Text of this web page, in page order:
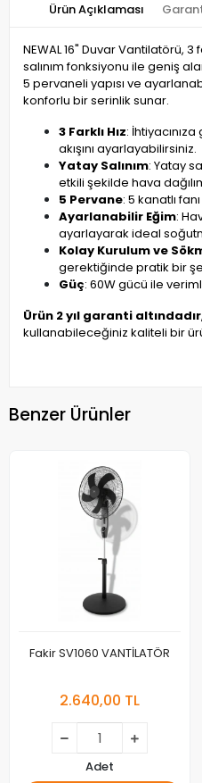
Ürün Açıklaması
NEWAL 16" Duvar Vantilatörü,
salınım fonksiyonu ile geniş
5 pervaneli yapısı ve
konforlu bir serinlik sunar.
3 Farklı Hız:
akışını ayarlayabilirsiniz.
Yatay Salınım: Yatay
etkili şekilde hava
5 Pervane: 5 kanatlı
Ayarlanabilir Eğim:
ayarlayarak ideal
Kolay Kurulum ve
gerektiğinde pratik bir
Güç: 60W gücü ile
Ürün 2 yıl garanti altındadır
kullanabileceğiniz kaliteli bir
Benzer Ürünler
Fakir SV1060 VANTİLATÖR
2.640,00 TL
Adet